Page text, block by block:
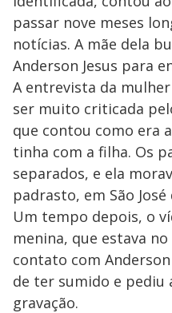
passar nove meses
notícias. A mãe dela
Anderson Jesus para
A entrevista da
ser muito criticada
que contou como era
tinha com a filha. Os
separados, e ela
padrasto, em São José
Um tempo depois, o
menina, que estava
contato com
de ter sumido e pediu
gravação.